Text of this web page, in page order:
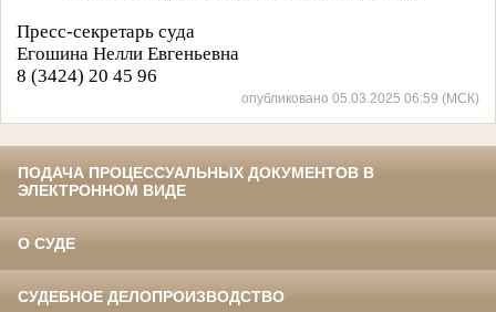
Пресс-секретарь суда
Егошина Нелли Евгеньевна
8 (3424) 20 45 96
опубликовано 05.03.2025 06:59 (МСК)
ПОДАЧА ПРОЦЕССУАЛЬНЫХ ДОКУМЕНТОВ В
ЭЛЕКТРОННОМ ВИДЕ
О СУДЕ
СУДЕБНОЕ ДЕЛОПРОИЗВОДСТВО